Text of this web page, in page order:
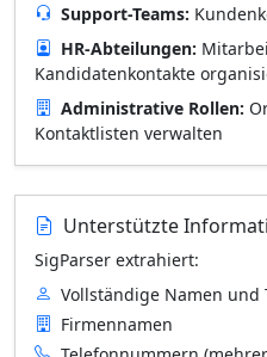
Support-Teams:
HR-Abteilungen:
Kandidatenkontakte
Administrative Rollen:
Kontaktlisten verwalten
Unterstützte
SigParser extrahiert:
Vollständige Namen und
Firmennamen